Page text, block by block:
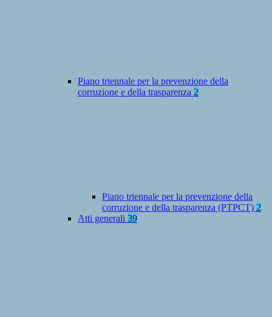
Piano triennale per la prevenzione della
corruzione e della trasparenza 2
Piano triennale per la prevenzione della
corruzione e della trasparenza (PTPCT) 2
Atti generali 39